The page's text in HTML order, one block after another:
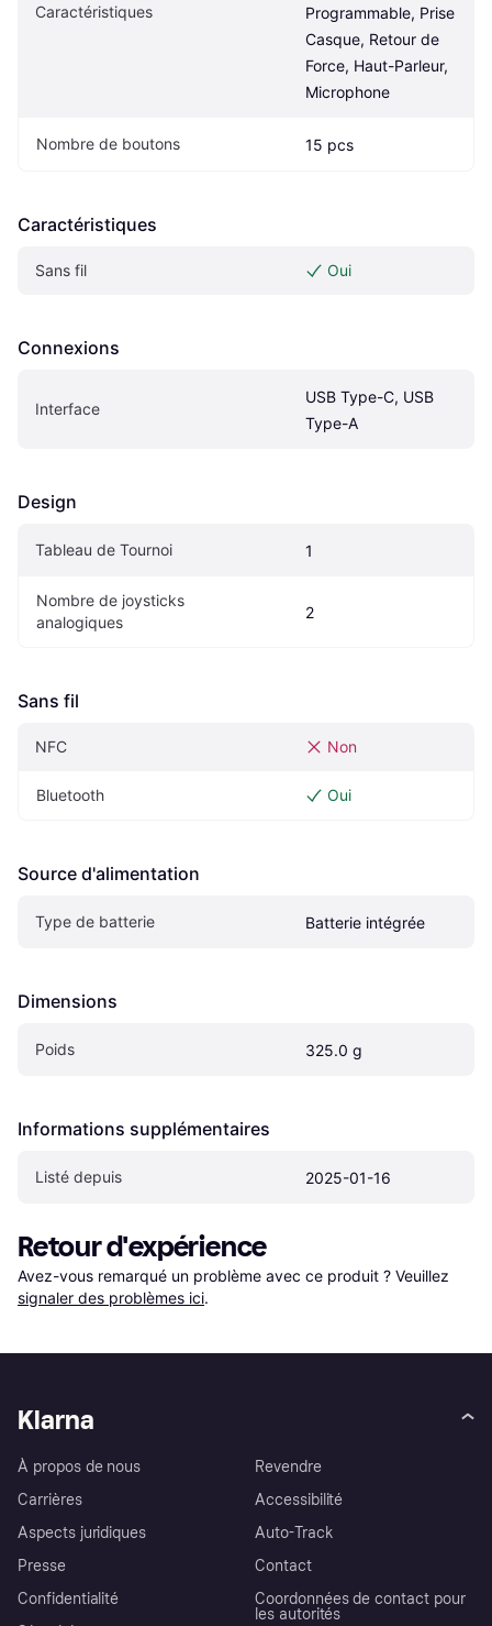
Caractéristiques
Programmable, Prise
Casque, Retour de
Force, Haut-Parleur,
Microphone
Nombre de boutons 15 pcs
Caractéristiques
Sans fil Oui
Connexions
Interface
USB Type-C, USB
Type-A
Design
Tableau de Tournoi 1
Nombre de joysticks
analogiques
2
Sans fil
NFC Non
Bluetooth Oui
Source d'alimentation
Type de batterie Batterie intégrée
Dimensions
Poids 325.0 g
Informations supplémentaires
Listé depuis 2025-01-16
Retour d'expérience
Avez-vous remarqué un problème avec ce produit ? Veuillez
signaler des problèmes ici.
Klarna
À propos de nous
Carrières
Aspects juridiques
Presse
Confidentialité
Revendre
Accessibilité
Auto-Track
Contact
Coordonnées de contact pour
les autorités